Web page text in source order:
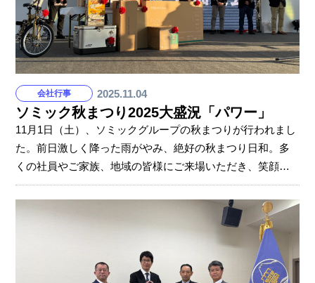
と。「緊張したけれど、こうして結果を残せて嬉しい」と
会社行事 2025.11.04
ソミック秋まつり2025大盛況「パワー」
11月1日（土）、ソミックグループの秋まつりが行われまし
た。前日激しく降った雨がやみ、絶好の秋まつり日和。多
くの社員やご家族、地域の皆様にご来場いただき、笑顔あ
ふれる一日となりました。 豪華ゲストと盛りだくさんの企
画で大人から子どもまで楽しめるコンテンツが目白押し！
静岡ブルーレヴズや静岡SSUボニータのブースもありまし
かんぱん・ジュース、京丸園の新鮮野菜など、障害福祉サ
ービス事業所の皆様による出店もありました。これらの商